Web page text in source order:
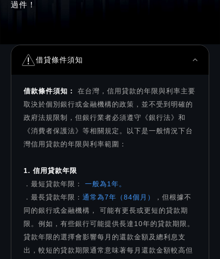
過件！
借貸條件須知
借款條件須知：在台灣，信用貸款的年限與利率主要
取決於個別銀行或金融機構的政策，並不受到明確的
政府法規限制，但銀行業者必須遵守《銀行法》和
《消費者保護法》等相關規定。以下是一般情況下台
灣信用貸款的年限與利率範圍：
1. 信用貸款年限
．最短貸款年限：
一般為1年。
．最長貸款年限：通常為7年（84個月）
，但根據不
同的銀行或金融機構， 可能有更長或更短的貸款期
限。例如，有些銀行可能提供長達10年的貸款期限。
貸款年限的選擇會影響每月的還款金額及總利息支
出，較短的貸款期限通常意味著每月還款金額較高但